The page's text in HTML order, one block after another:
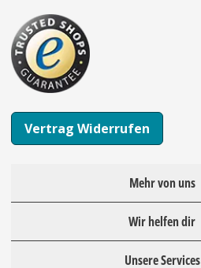
Vertrag Widerrufen
Mehr von uns
Wir helfen dir
Unsere Services